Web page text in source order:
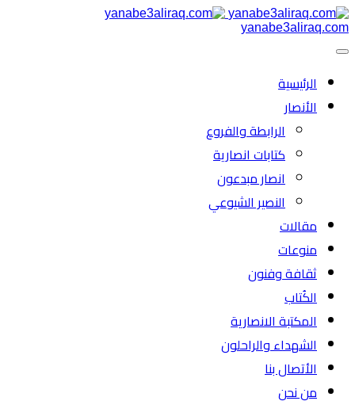
yanabe3aliraq.com
الرئیسية
الأنصار
الرابطة والفروع
كتابات انصارية
انصار مبدعون
النصیر الشیوعي
مقالات
منوعات
ثقافة وفنون
الكُتاب
المكتبة الانصارية
الشهداء والراحلون
الأتصال بنا
من نحن